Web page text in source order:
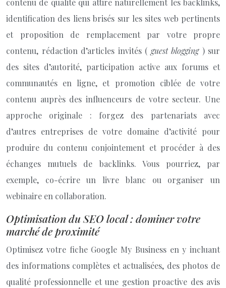
contenu de qualité qui attire naturellement les backlinks,
identification des liens brisés sur les sites web pertinents
et proposition de remplacement par votre propre
contenu, rédaction d’articles invités ( guest blogging ) sur
des sites d’autorité, participation active aux forums et
communautés en ligne, et promotion ciblée de votre
contenu auprès des influenceurs de votre secteur. Une
approche originale : forgez des partenariats avec
d’autres entreprises de votre domaine d’activité pour
produire du contenu conjointement et procéder à des
échanges mutuels de backlinks. Vous pourriez, par
exemple, co-écrire un livre blanc ou organiser un
webinaire en collaboration.
Optimisation du SEO local : dominer votre
marché de proximité
Optimisez votre fiche Google My Business en y incluant
des informations complètes et actualisées, des photos de
qualité professionnelle et une gestion proactive des avis